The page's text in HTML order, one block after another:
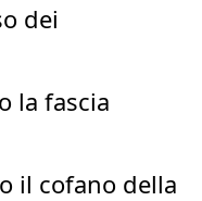
dei
la fascia
il cofano della